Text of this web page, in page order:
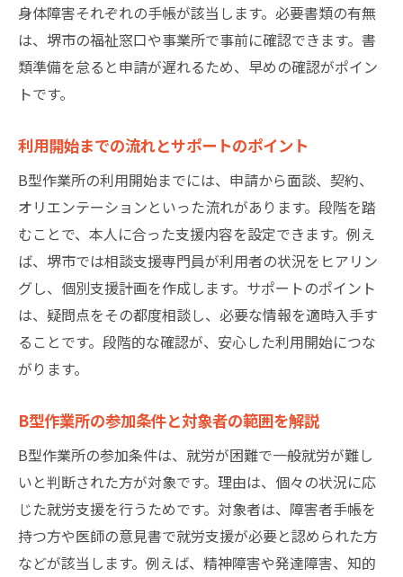
身体障害それぞれの手帳が該当します。必要書類の有無
は、堺市の福祉窓口や事業所で事前に確認できます。書
類準備を怠ると申請が遅れるため、早めの確認がポイン
トです。
利用開始までの流れとサポートのポイント
B型作業所の利用開始までには、申請から面談、契約、
オリエンテーションといった流れがあります。段階を踏
むことで、本人に合った支援内容を設定できます。例え
ば、堺市では相談支援専門員が利用者の状況をヒアリン
グし、個別支援計画を作成します。サポートのポイント
は、疑問点をその都度相談し、必要な情報を適時入手す
ることです。段階的な確認が、安心した利用開始につな
がります。
B型作業所の参加条件と対象者の範囲を解説
B型作業所の参加条件は、就労が困難で一般就労が難し
いと判断された方が対象です。理由は、個々の状況に応
じた就労支援を行うためです。対象者は、障害者手帳を
持つ方や医師の意見書で就労支援が必要と認められた方
などが該当します。例えば、精神障害や発達障害、知的